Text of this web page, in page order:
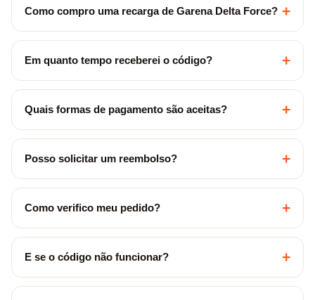
Como compro uma recarga de Garena Delta Force? +
Em quanto tempo receberei o código? +
Quais formas de pagamento são aceitas? +
Posso solicitar um reembolso? +
Como verifico meu pedido? +
E se o código não funcionar? +